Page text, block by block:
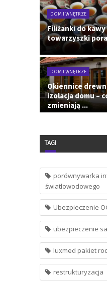
DOM I WNĘTRZE
Filiżanki do
towarzyszki
DOM I WNĘTRZE
Okiennice
izolacja domu –
zmieniają ...
TAGI
porównywarka
światłowodowego
Ubezpieczenie
ubezpieczenie
luxmed pakiet
restrukturyzacja